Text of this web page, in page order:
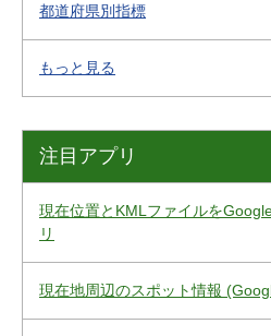
都道府県別指標
もっと見る
注目アプリ
現在位置とKMLファイルを
リ
現在地周辺のスポット情報